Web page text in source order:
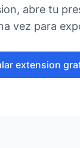
abre tu
vez para
extension